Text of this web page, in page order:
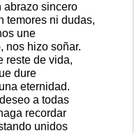
abrazo sincero
temores ni dudas,
une
nos hizo soñar.
reste de vida,
dure
eternidad.
a todas
recordar
unidos